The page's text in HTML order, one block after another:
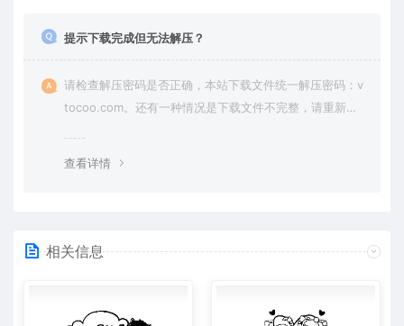
提示下载完成但无法解压？
请检查解压密码是否正确，本站下载文件统一解压密码：v
tocoo.com。还有一种情况是下载文件不完整，请重新下
查看详情
相关信息